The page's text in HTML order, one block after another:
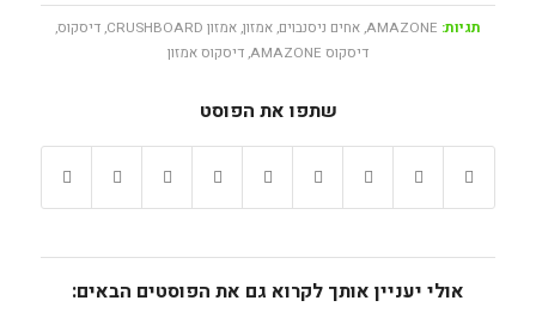
תגיות: AMAZONE
,אחים ניסנבוים,אמזון,אמזון CRUSHBOARD ,דיסקוס,
דיסקוס AMAZONE
,דיסקוס אמזון
שתפו את הפוסט
אולי יעניין אותך לקרוא גם את הפוסטים הבאים: